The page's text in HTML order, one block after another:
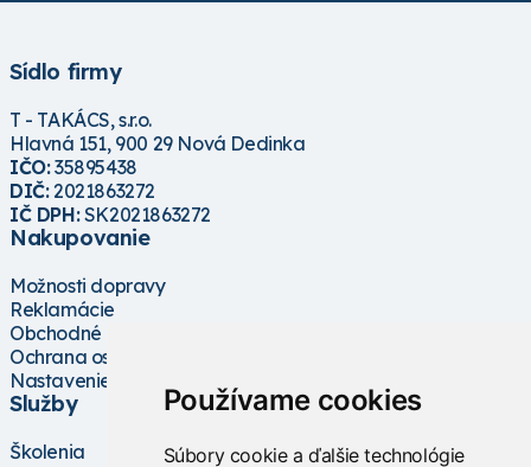
Používame cookies
Súbory cookie a ďalšie technológie
Sídlo firmy
T - TAKÁCS, s.r.o.
Hlavná 151, 900 29 Nová Dedinka
IČO:35895438
DIČ:2021863272
IČ DPH:SK2021863272
Nakupovanie
Možnosti dopravy
Reklamácie
Obchodné podmienky
Ochrana osobných údajov
Nastavenie cookies
Služby
Školenia